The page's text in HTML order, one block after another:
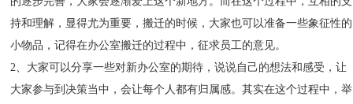
持和理解，显得尤为重要，搬迁的时候，大家也可以准备一些象征性的
小物品，记得在办公室搬迁的过程中，征求员工的意见。
2、大家可以分享一些对新办公室的期待，说说自己的想法和感受，让
大家参与到决策当中，会让每个人都有归属感。其实在这个过程中，举